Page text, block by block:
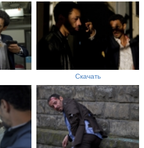
Скачать